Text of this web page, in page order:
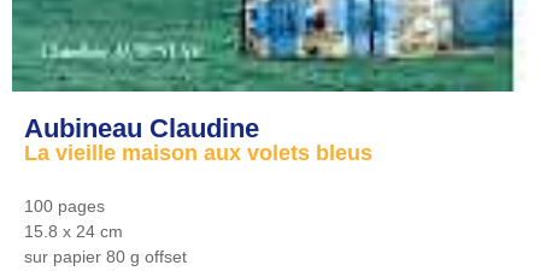
Aubineau Claudine
La vieille maison aux volets bleus
100 pages
15.8 x 24 cm
sur papier 80 g offset